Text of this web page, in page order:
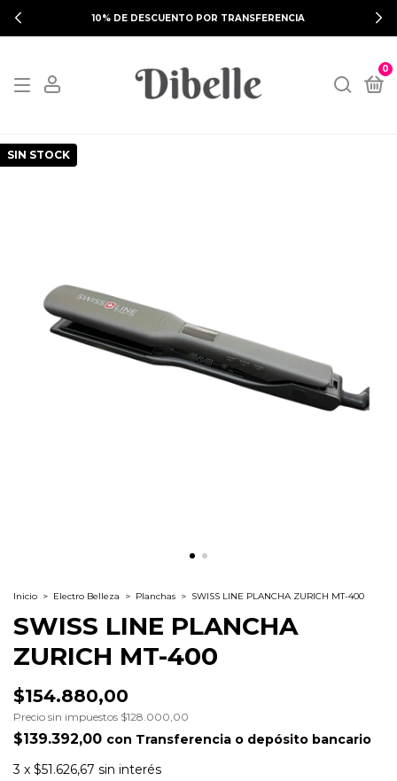
10% DE DESCUENTO POR TRANSFERENCIA
0
SIN STOCK
Inicio > Electro Belleza > Planchas > SWISS LINE PLANCHA ZURICH MT-400
SWISS LINE PLANCHA
ZURICH MT-400
$154.880,00
Precio sin impuestos $128.000,00
$139.392,00 con Transferencia o depósito bancario
3 x $51.626,67 sin interés